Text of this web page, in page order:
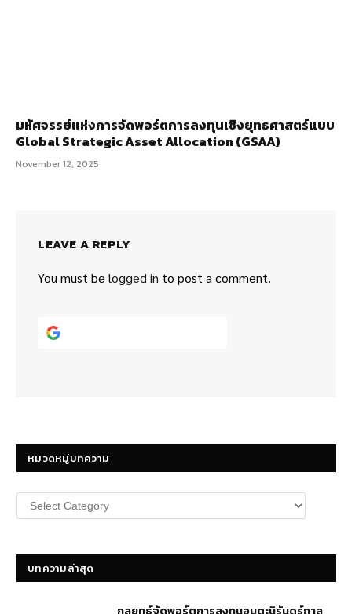
มหัศจรรย์แห่งการจัดพอร์ตการลงทุนเชิงยุทธศาสตร์แบบ
Global Strategic Asset Allocation (GSAA)
November 12, 2025
LEAVE A REPLY
You must be logged in to post a comment.
หมวดหมู่บทความ
หมวด
หมู่
บทความล่าสุด